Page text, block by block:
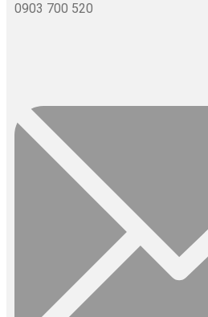
0903 700 520